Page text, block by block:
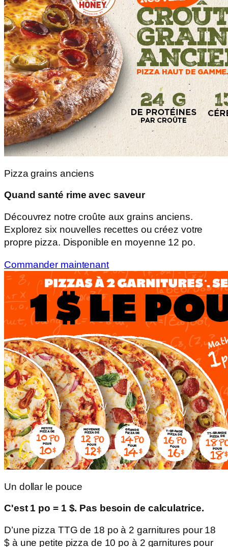
Pizza grains anciens
Quand santé rime avec saveur
Découvrez notre croûte aux grains anciens.
Explorez six nouvelles recettes ou créez votre
propre pizza. Disponible en moyenne 12 po.
Commander maintenant
Un dollar le pouce
C'est 1 po = 1 $. Pas besoin de calculatrice.
D’une pizza TTG de 18 po à 2 garnitures pour 18
$ à une petite pizza de 10 po à 2 garnitures pour